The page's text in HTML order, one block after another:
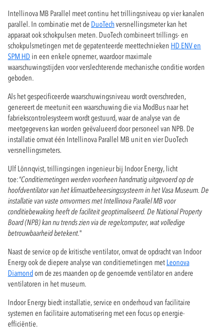
Intellinova MB Parallel meet continu het trillingsniveau op vier kanalen
parallel. In combinatie met de DuoTechversnellingsmeter kan het
apparaat ook schokpulsen meten. DuoTech combineert trillings- en
schokpulsmetingen met de gepatenteerde meettechnieken HD ENV en
SPM HD in een enkele opnemer, waardoor maximale
waarschuwingstijden voor verslechterende mechanische conditie worden
geboden.
Als het gespecificeerde waarschuwingsniveau wordt overschreden,
genereert de meetunit een waarschuwing die via ModBus naar het
fabriekscontrolesysteem wordt gestuurd, waar de analyse van de
meetgegevens kan worden geëvalueerd door personeel van NPB. De
installatie omvat één Intellinova Parallel MB unit en vier DuoTech
versnellingsmeters.
Ulf Lönnqvist, trillingsingen ingenieur bij Indoor Energy, licht
toe:"Conditiemetingen werden voorheen handmatig uitgevoerd op de
hoofdventilator van het klimaatbeheersingssysteem in het Vasa Museum. De
installatie van vaste omvormers met Intellinova Parallel MB voor
conditiebewaking heeft de faciliteit geoptimaliseerd. De National Property
Board (NPB) kan nu trends zien via de regelcomputer, wat volledige
betrouwbaarheid betekent."
Naast de service op de kritische ventilator, omvat de opdracht van Indoor
Energy ook de diepere analyse van conditiemetingen met Leonova
Diamondom de zes maanden op de genoemde ventilator en andere
ventilatoren in het museum.
Indoor Energy biedt installatie, service en onderhoud van facilitaire
systemen en facilitaire automatisering met een focus op energie-
efficiëntie.